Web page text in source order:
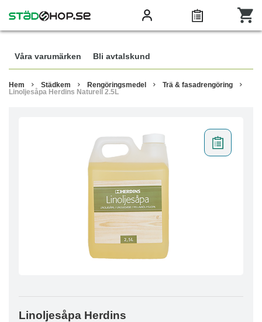
Våra varumärken Bli avtalskund
Hem Städkem Rengöringsmedel
Trä & fasadrengöring
Linoljesåpa Herdins Naturell 2.5L
Linoljesåpa Herdins